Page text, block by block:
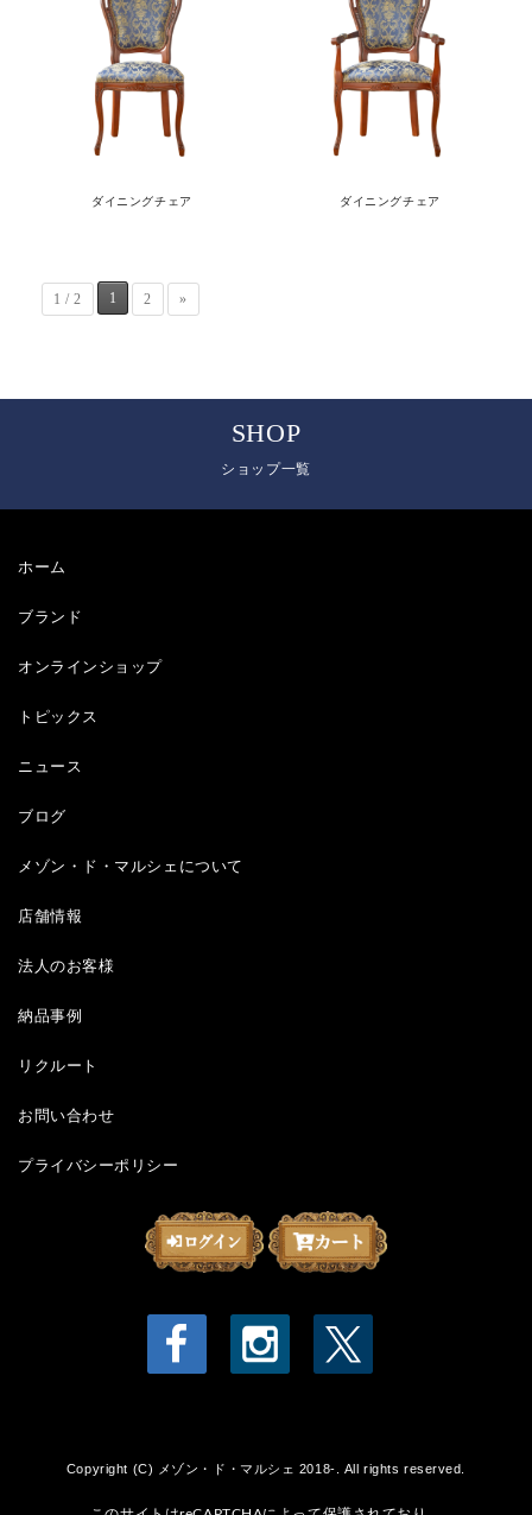
ダイニングチェア ダイニングチェア
1 / 2 1 2 »
SHOP
ショップ一覧
ホーム
ブランド
オンラインショップ
トピックス
ニュース
ブログ
メゾン・ド・マルシェについて
店舗情報
法人のお客様
納品事例
リクルート
お問い合わせ
プライバシーポリシー
Copyright (C) メゾン・ド・マルシェ 2018-. All rights reserved.